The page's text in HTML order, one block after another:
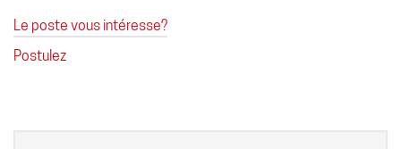
Le poste vous intéresse?
Postulez